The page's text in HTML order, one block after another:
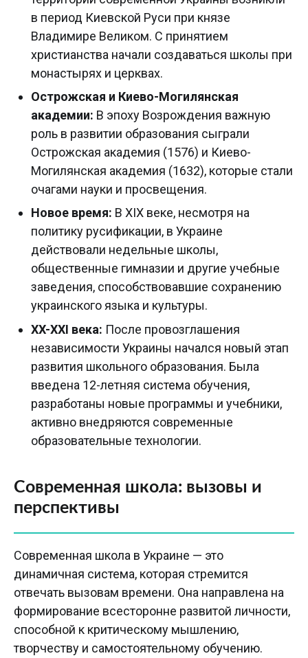
в период Киевской Руси при князе
Владимире Великом. С принятием
христианства начали создаваться школы при
монастырях и церквах.
Острожская и Киево-Могилянская
академии: В эпоху Возрождения важную
роль в развитии образования сыграли
Острожская академия (1576) и Киево-
Могилянская академия (1632), которые стали
очагами науки и просвещения.
Новое время: В XIX веке, несмотря на
политику русификации, в Украине
действовали недельные школы,
общественные гимназии и другие учебные
заведения, способствовавшие сохранению
украинского языка и культуры.
XX-XXI века: После провозглашения
независимости Украины начался новый этап
развития школьного образования. Была
введена 12-летняя система обучения,
разработаны новые программы и учебники,
активно внедряются современные
образовательные технологии.
Современная школа: вызовы и
перспективы
Современная школа в Украине — это
динамичная система, которая стремится
отвечать вызовам времени. Она направлена на
формирование всесторонне развитой личности,
способной к критическому мышлению,
творчеству и самостоятельному обучению.